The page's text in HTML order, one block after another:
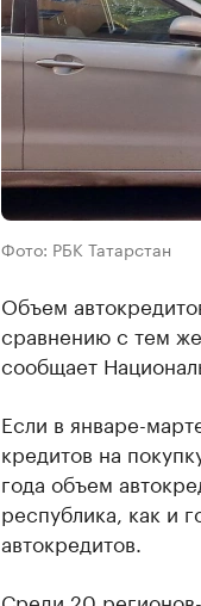
Фото: РБК Татарстан
Объем
сравнению с тем
сообщает
Если в январе-
кредитов на
года объем
республика, как и
автокредитов.